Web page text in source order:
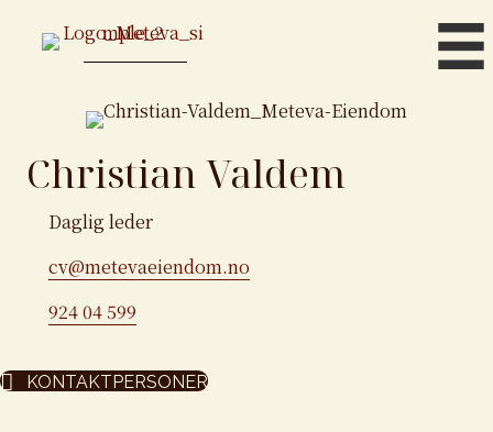
Christian Valdem
Daglig leder
cv@metevaeiendom.no
924 04 599
KONTAKTPERSONER